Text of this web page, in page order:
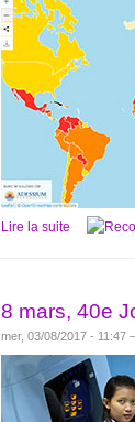
Lire la suite
8 mars, 40e
mer, 03/08/2017 - 11:47